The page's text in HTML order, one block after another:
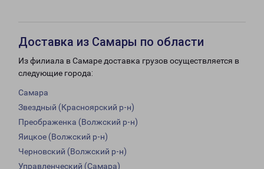
Доставка из Самары по области
Из филиала в Самаре доставка грузов осуществляется в
следующие города:
Самара
Звездный (Красноярский р-н)
Преображенка (Волжский р-н)
Яицкое (Волжский р-н)
Черновский (Волжский р-н)
Управленческий (Самара)